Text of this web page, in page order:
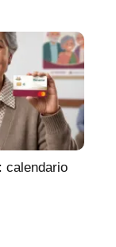
calendario